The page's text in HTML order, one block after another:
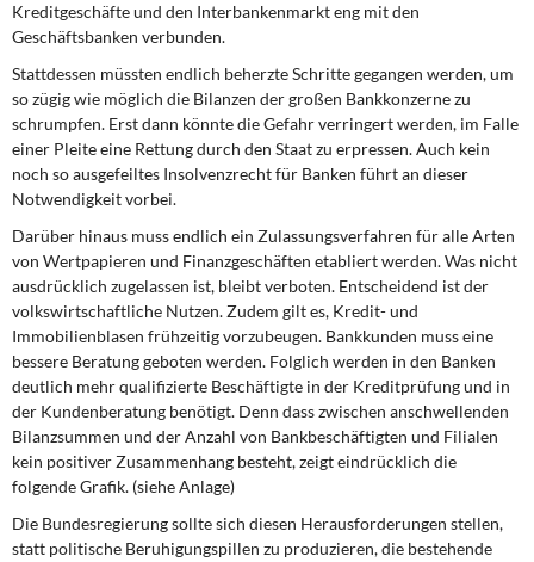
Kreditgeschäfte und den Interbankenmarkt eng mit den
Geschäftsbanken verbunden.
Stattdessen müssten endlich beherzte Schritte gegangen werden, um
so zügig wie möglich die Bilanzen der großen Bankkonzerne zu
schrumpfen. Erst dann könnte die Gefahr verringert werden, im Falle
einer Pleite eine Rettung durch den Staat zu erpressen. Auch kein
noch so ausgefeiltes Insolvenzrecht für Banken führt an dieser
Notwendigkeit vorbei.
Darüber hinaus muss endlich ein Zulassungsverfahren für alle Arten
von Wertpapieren und Finanzgeschäften etabliert werden. Was nicht
ausdrücklich zugelassen ist, bleibt verboten. Entscheidend ist der
volkswirtschaftliche Nutzen. Zudem gilt es, Kredit- und
Immobilienblasen frühzeitig vorzubeugen. Bankkunden muss eine
bessere Beratung geboten werden. Folglich werden in den Banken
deutlich mehr qualifizierte Beschäftigte in der Kreditprüfung und in
der Kundenberatung benötigt. Denn dass zwischen anschwellenden
Bilanzsummen und der Anzahl von Bankbeschäftigten und Filialen
kein positiver Zusammenhang besteht, zeigt eindrücklich die
folgende Grafik. (siehe Anlage)
Die Bundesregierung sollte sich diesen Herausforderungen stellen,
statt politische Beruhigungspillen zu produzieren, die bestehende